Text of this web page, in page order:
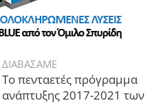
ΔΙΑΒΑΣΑΜΕ
Το πενταετές πρόγραμμα
ανάπτυξης 2017-2021 των